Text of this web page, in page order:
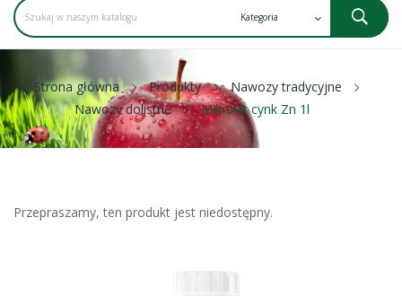
Strona główna Produkty
Nawozy tradycyjne
Nawozy dolistne
Mikrovit cynk Zn 1l
Przepraszamy, ten produkt jest niedostępny.